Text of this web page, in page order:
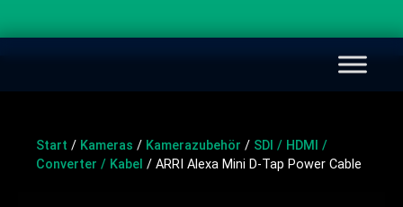
Start / Kameras / Kamerazubehör / SDI / HDMI /
Converter / Kabel / ARRI Alexa Mini D-Tap Power Cable